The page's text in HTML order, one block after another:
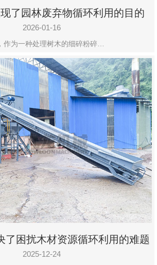
了园林废弃物循环利用的目的
2026-01-16
作为一种处理树木的细碎粉碎…
了困扰木材资源循环利用的难题
2025-12-24